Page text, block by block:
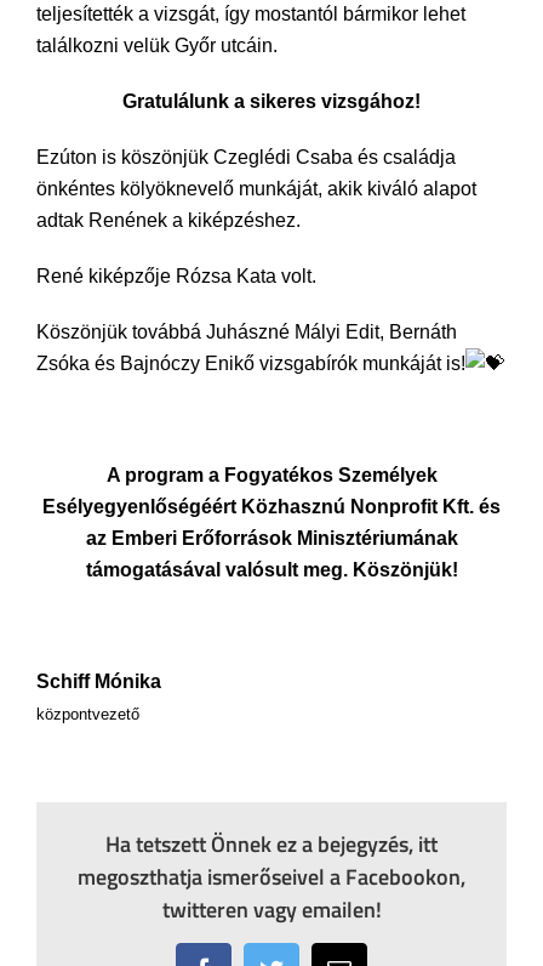
teljesítették a vizsgát, így mostantól bármikor lehet
találkozni velük Győr utcáin.
Gratulálunk a sikeres vizsgához!
Ezúton is köszönjük Czeglédi Csaba és családja
önkéntes kölyöknevelő munkáját, akik kiváló alapot
adtak Renének a kiképzéshez.
René kiképzője Rózsa Kata volt.
Köszönjük továbbá Juhászné Mályi Edit, Bernáth
Zsóka és Bajnóczy Enikő vizsgabírók munkáját is!
A program a Fogyatékos Személyek
Esélyegyenlőségéért Közhasznú Nonprofit Kft. és
az Emberi Erőforrások Minisztériumának
támogatásával valósult meg. Köszönjük!
Schiff Mónika
központvezető
Ha tetszett Önnek ez a bejegyzés, itt
megoszthatja ismerőseivel a Facebookon,
twitteren vagy emailen!